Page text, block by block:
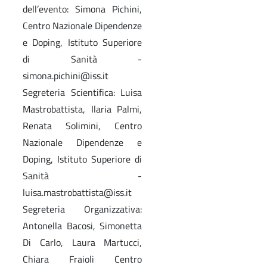
dell’evento: Simona Pichini,
Centro Nazionale Dipendenze
e Doping, Istituto Superiore
di Sanità -
simona.pichini@iss.it
Segreteria Scientifica: Luisa
Mastrobattista, Ilaria Palmi,
Renata Solimini, Centro
Nazionale Dipendenze e
Doping, Istituto Superiore di
Sanità -
luisa.mastrobattista@iss.it
Segreteria Organizzativa:
Antonella Bacosi, Simonetta
Di Carlo, Laura Martucci,
Chiara Fraioli Centro